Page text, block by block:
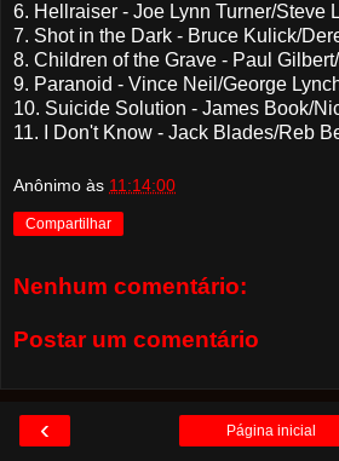
6. Hellraiser - Joe Lynn Turner/Steve
7. Shot in the Dark - Bruce Kulick/
8. Children of the Grave - Paul
9. Paranoid - Vince Neil/George
10. Suicide Solution - James Book/
11. I Don't Know - Jack Blades/Reb
Anônimo às 11:14:00
Compartilhar
Nenhum comentário:
Postar um comentário
‹ Página inicial